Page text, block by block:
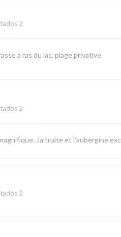
2
à ras du lac, plage privative
2
truite et l’aubergine
2